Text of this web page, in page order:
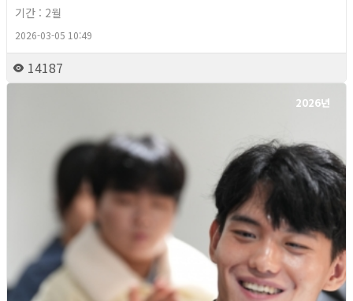
기간 : 2월
2026-03-05 10:49
14187
2026년